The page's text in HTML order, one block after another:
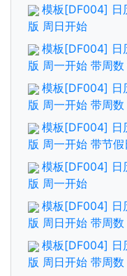
模板[DF004] 日
版 周日开始
模板[DF004] 日
版 周一开始 带周
模板[DF004] 日
版 周一开始 带周数
模板[DF004] 日
版 周一开始 带节
模板[DF004] 日
版 周一开始
模板[DF004] 日
版 周日开始 带周
模板[DF004] 日
版 周日开始 带周数